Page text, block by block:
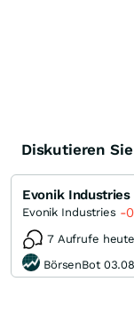
Diskutieren
Evonik Industries
Evonik Industries -
7 Aufrufe heute
BörsenBot